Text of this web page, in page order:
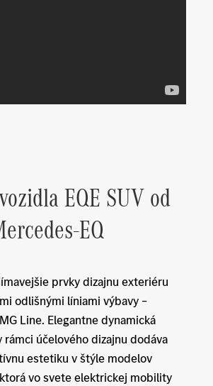
EQE SUV od
EQ
prvky dizajnu exteriéru
odlišnými líniami výbavy –
Line. Elegantne dynamická
rámci účelového dizajnu dodáva
estetiku v štýle modelov
vo svete elektrickej mobility